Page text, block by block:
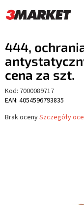
do
treści
444,
cena za szt.
Kod: 7000089717
EAN: 4054596793835
Średnia
Brak ocenySzczegóły